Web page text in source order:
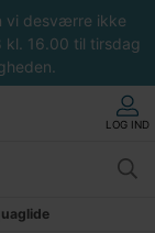
vi desværre ikke
16.00 til tirsdag
LOG IND